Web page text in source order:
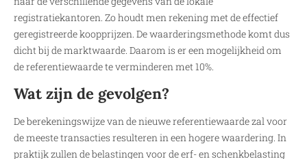
registratiekantoren. Zo houdt men rekening met de effectief
geregistreerde koopprijzen. De waarderingsmethode komt dus
dicht bij de marktwaarde. Daarom is er een mogelijkheid om
de referentiewaarde te verminderen met 10%.
Wat zijn de gevolgen?
De berekeningswijze van de nieuwe referentiewaarde zal voor
de meeste transacties resulteren in een hogere waardering. In
praktijk zullen de belastingen voor de erf- en schenkbelasting